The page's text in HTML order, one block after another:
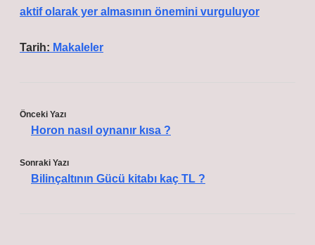
aktif olarak yer almasının önemini vurguluyor
Tarih: Makaleler
Önceki Yazı
Horon nasıl oynanır kısa ?
Sonraki Yazı
Bilinçaltının Gücü kitabı kaç TL ?